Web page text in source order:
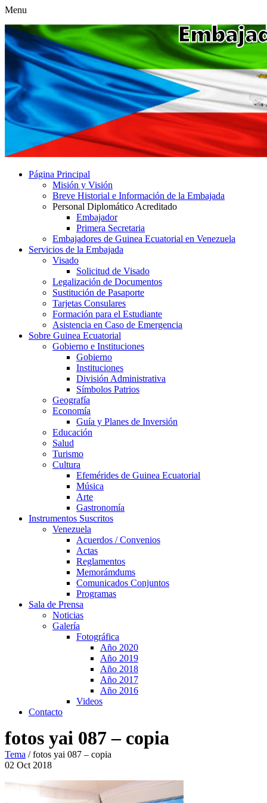
Menu
Página Principal
Misión y Visión
Breve Historial e Información de la Embajada
Personal Diplomático Acreditado
Embajador
Primera Secretaria
Embajadores de Guinea Ecuatorial en Venezuela
Servicios de la Embajada
Visado
Solicitud de Visado
Legalización de Documentos
Sustitución de Pasaporte
Tarjetas Consulares
Formación para el Estudiante
Asistencia en Caso de Emergencia
Sobre Guinea Ecuatorial
Gobierno e Instituciones
Gobierno
Instituciones
División Administrativa
Símbolos Patrios
Geografía
Economía
Guía y Planes de Inversión
Educación
Salud
Turismo
Cultura
Efemérides de Guinea Ecuatorial
Música
Arte
Gastronomía
Instrumentos Suscritos
Venezuela
Acuerdos / Convenios
Actas
Reglamentos
Memorámdums
Comunicados Conjuntos
Programas
Sala de Prensa
Noticias
Galería
Fotográfica
Año 2020
Año 2019
Año 2018
Año 2017
Año 2016
Videos
Contacto
fotos yai 087 – copia
Tema /fotos yai 087 – copia
02 Oct 2018